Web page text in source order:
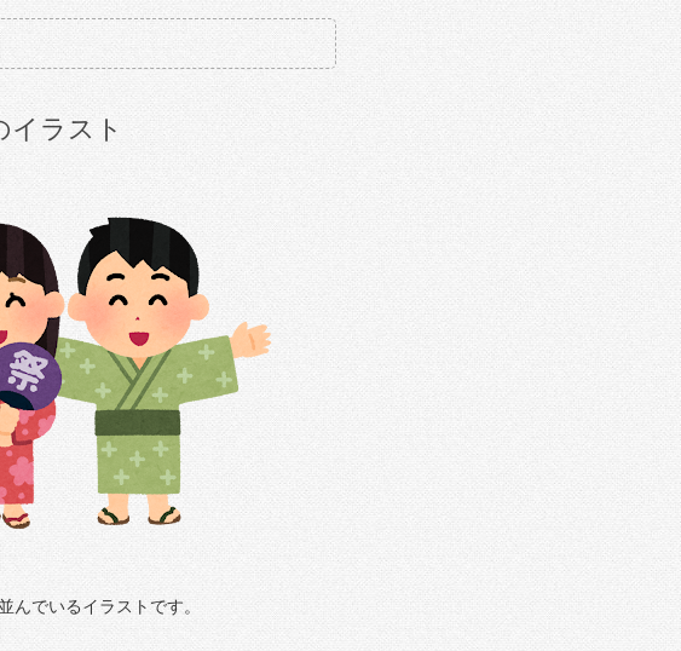
イラスト
んでいるイラストです。